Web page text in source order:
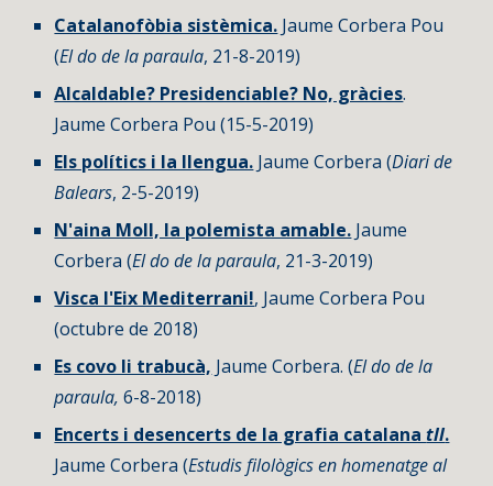
Catalanofòbia sistèmica. Jaume Corbera Pou
(El do de la paraula, 21-8-2019)
Alcaldable? Presidenciable? No, gràcies.
Jaume Corbera Pou (15-5-2019)
Els polítics i la llengua. Jaume Corbera (Diari de
Balears, 2-5-2019)
N'aina Moll, la polemista amable. Jaume
Corbera (El do de la paraula, 21-3-2019)
Visca l'Eix Mediterrani!, Jaume Corbera Pou
(octubre de 2018)
Es covo li trabucà, Jaume Corbera. (El do de la
paraula,6-8-2018)
Encerts i desencerts de la grafia catalanatll.
Jaume Corbera (Estudis filològics en homenatge al